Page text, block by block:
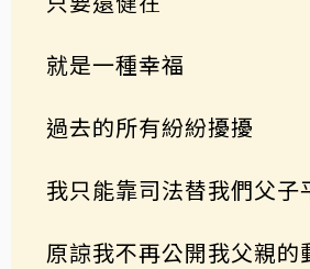
就是一種幸福
過去的所有紛紛擾擾
我只能靠司法替我們父子
原諒我不再公開我父親的